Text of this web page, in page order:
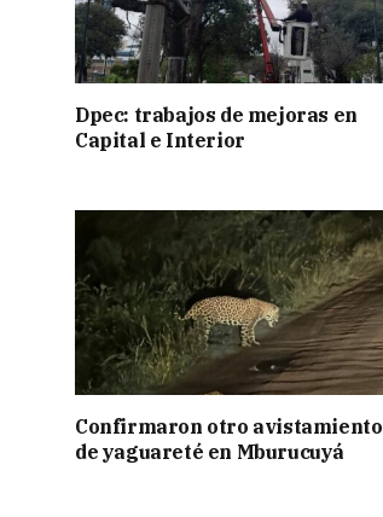
Dpec: trabajos de mejoras en
Capital e Interior
Confirmaron otro avistamiento
de yaguareté en Mburucuyá